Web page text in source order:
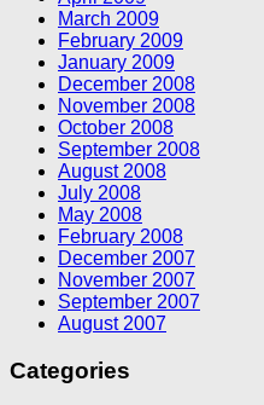
March 2009
February 2009
January 2009
December 2008
November 2008
October 2008
September 2008
August 2008
July 2008
May 2008
February 2008
December 2007
November 2007
September 2007
August 2007
Categories